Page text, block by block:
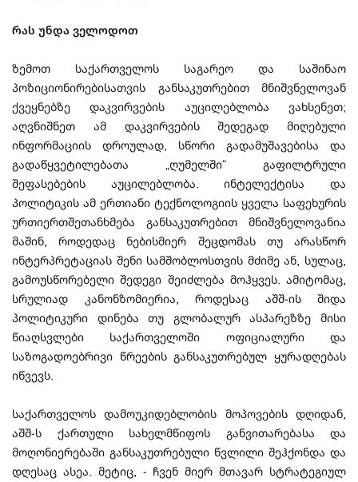
რას უნდა ველოდოთ
ზემოთ საქართველოს საგარეო და საშინაო
პოზიციონირებისათვის განსაკუთრებით მნიშვნელოვან
ქვეყნებზე დაკვირვების აუცილებლობა ვახსენეთ;
აღვნიშნეთ ამ დაკვირვების შედეგად მიღებული
ინფორმაციის დროულად, სწორი გადამუშავებისა და
გადაწყვეტილებათა „ღუმელში“ გაფილტრული
შეფასებების აუცილებლობა. ინტელექტისა და
პოლიტიკის ამ ერთიანი ტექნოლოგიის ყველა საფეხურის
ურთიერთშეთანხმება განსაკუთრებით მნიშვნელოვანია
მაშინ, როდედაც ნებისმიერ შეცდომას თუ არასწორ
ინტერპრეტაციას შენი სამშობლოსთვის მძიმე ან, სულაც,
გამოუსწორებელი შედეგი შეიძლება მოჰყვეს. ამიტომაც,
სრულიად კანონზომიერია, როდესაც აშშ-ის შიდა
პოლიტიკური დინება თუ გლობალურ ასპარეზზე მისი
წიაღსვლები საქართველოში ოფიციალური და
საზოგადოებრივი წრეების განსაკუთრებულ ყურადღებას
იწვევს.
საქართველოს დამოუკიდებლობის მოპოვების დღიდან,
აშშ-ს ქართული სახელმწიფოს განვითარებასა და
მოღონიერებაში განსაკუთრებული წვლილი შეჰქონდა და
დღესაც ასეა. მეტიც, - ჩვენ მიერ მთავარ სტრატეგიულ